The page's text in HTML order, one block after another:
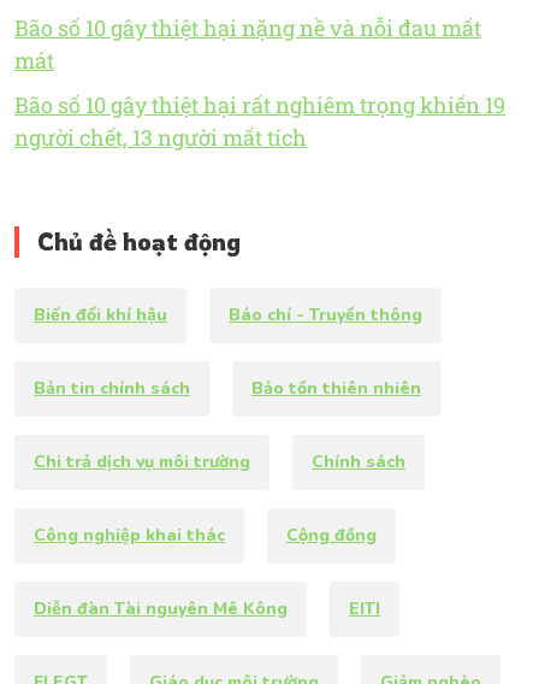
Bão số 10 gây thiệt hại nặng nề và nỗi đau mất
mát
Bão số 10 gây thiệt hại rất nghiêm trọng khiến 19
người chết, 13 người mất tích
Chủ đề hoạt động
Biến đổi khí hậu Báo chí - Truyền thông
Bản tin chính sách Bảo tồn thiên nhiên
Chi trả dịch vụ môi trường Chính sách
Công nghiệp khai thác Cộng đồng
Diễn đàn Tài nguyên Mê Kông EITI